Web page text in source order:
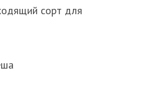
сорт для